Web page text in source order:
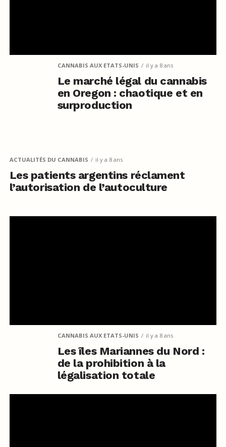
CANNABIS AUX ETATS-UNIS il y a 8 ans
Le marché légal du cannabis
en Oregon : chaotique et en
surproduction
ACTUALITÉS DU CANNABIS il y a 8 ans
Les patients argentins réclament
l’autorisation de l’autoculture
CANNABIS AUX ETATS-UNIS il y a 8 ans
Les îles Mariannes du Nord :
de la prohibition à la
légalisation totale